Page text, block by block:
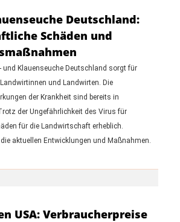
Deutschland:
Schäden und
und Klauenseuche Deutschland sorgt für
und Landwirten. Die
der Krankheit sind bereits in
der Ungefährlichkeit des Virus für
für die Landwirtschaft erheblich.
die aktuellen Entwicklungen und Maßnahmen.
USA: Verbraucherpreise